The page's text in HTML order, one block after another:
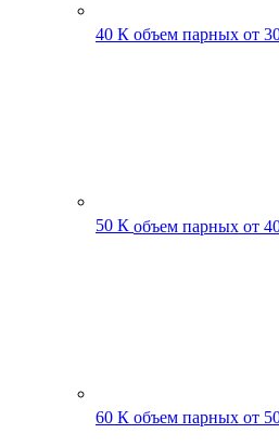
40 К объем парных от
50 К объем парных от
60 К объем парных от